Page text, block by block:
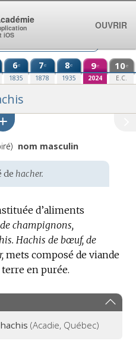
6e
1835
7e
1878
8e
1935
9e
2024
10e
E.C.
nom masculin
de hacher.
d’aliments
champignons,
Hachis de bœuf, de
mets composé de viande
en purée.
hachis (Acadie, Québec)
iOS
OUVRIR